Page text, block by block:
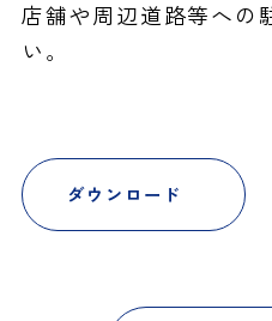
店舗や周辺道路等への
い。
ダウンロード